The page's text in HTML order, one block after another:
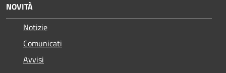
NOVITÀ
Notizie
Comunicati
Avvisi